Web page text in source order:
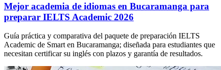
Mejor academia de idiomas en Bucaramanga para
preparar IELTS Academic 2026
Guía práctica y comparativa del paquete de preparación IELTS
Academic de Smart en Bucaramanga; diseñada para estudiantes que
necesitan certificar su inglés con plazos y garantía de resultados.